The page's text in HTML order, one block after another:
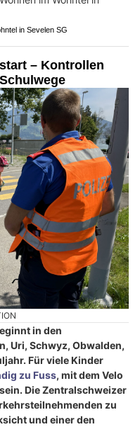
in Sevelen SG
– Kontrollen
in den
Uri, Schwyz, Obwalden,
Für viele Kinder
zu Fuss, mit dem Velo
Die Zentralschweizer
zu
und einer den